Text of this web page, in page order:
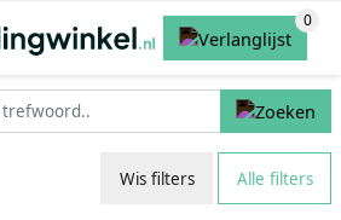
Wis filters Alle filters